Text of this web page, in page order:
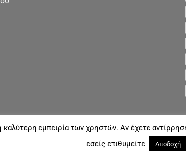
ΕΠΙΚΟΙΝΩΝΊΑ FAQ
Coolmerch.gr
εμπειρία των χρηστών. Αν έχετε
εσείς επιθυμείτε
Αποδοχή